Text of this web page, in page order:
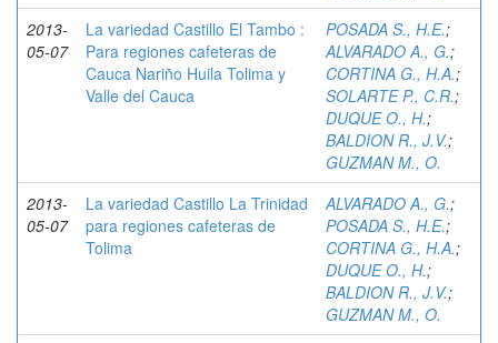
2013-
05-07
La variedad Castillo El Tambo :
Para regiones cafeteras de
Cauca Nariño Huila Tolima y
Valle del Cauca
POSADA S., H.E.;
ALVARADO A., G.;
CORTINA G., H.A.;
SOLARTE P., C.R.;
DUQUE O., H.;
BALDION R., J.V.;
GUZMAN M., O.
2013-
05-07
La variedad Castillo La Trinidad
para regiones cafeteras de
Tolima
ALVARADO A., G.;
POSADA S., H.E.;
CORTINA G., H.A.;
DUQUE O., H.;
BALDION R., J.V.;
GUZMAN M., O.